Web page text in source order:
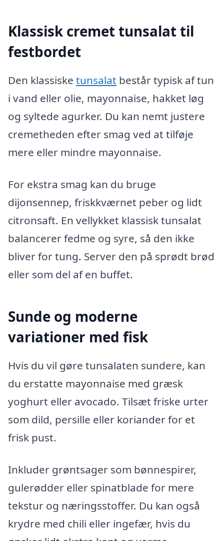
Klassisk cremet tunsalat til
festbordet
Den klassiske tunsalat består typisk af tun
i vand eller olie, mayonnaise, hakket løg
og syltede agurker. Du kan nemt justere
cremetheden efter smag ved at tilføje
mere eller mindre mayonnaise.
For ekstra smag kan du bruge
dijonsennep, friskkværnet peber og lidt
citronsaft. En vellykket klassisk tunsalat
balancerer fedme og syre, så den ikke
bliver for tung. Server den på sprødt brød
eller som del af en buffet.
Sunde og moderne
variationer med fisk
Hvis du vil gøre tunsalaten sundere, kan
du erstatte mayonnaise med græsk
yoghurt eller avocado. Tilsæt friske urter
som dild, persille eller koriander for et
frisk pust.
Inkluder grøntsager som bønnespirer,
gulerødder eller spinatblade for mere
tekstur og næringsstoffer. Du kan også
krydre med chili eller ingefær, hvis du